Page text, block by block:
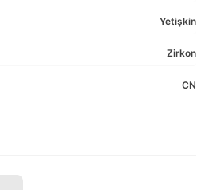
Yetişkin
Zirkon
CN